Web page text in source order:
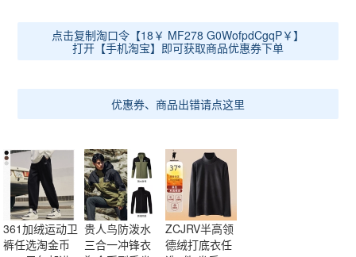
点击复制淘口令【18￥ MF278 G0WofpdCgqP￥】
打开【手机淘宝】即可获取商品优惠券下单
优惠券、商品出错请点这里
361加绒运动卫
裤任选淘金币
贵人鸟防泼水
三合一冲锋衣
ZCJRV半高领
德绒打底衣任